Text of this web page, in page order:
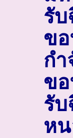
รั
ข
กํ
ข
รั
ห